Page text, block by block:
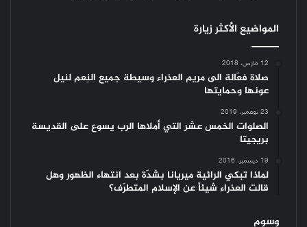
المواضيع الأكثر زيارة
12 مارس، 2018
صلاة فعّالة الى مريم العذراء وسيطة جميع النِعم لنيل
عونها وحمايتها
23 نوفمبر، 2019
الصلوات الخمس عشر التي أملاها الرب يسوع على القديسة
بريجيتا
19 ديسمبر، 2016
لماذا تبكي الرائية ميريانا بشدّة بعد انتهاء الظهور وهل
قالت العذراء شيئاً عن الإسلام المتطرّف؟
وسوم